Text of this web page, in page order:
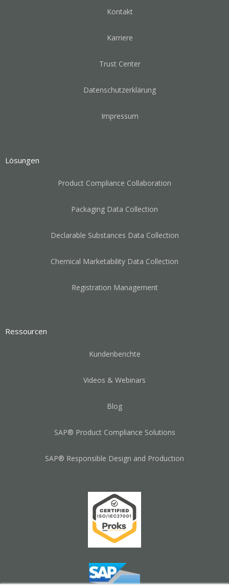
Kontakt
Karriere
Trust Center
Datenschutzerklärung
Impressum
Lösungen
Product Compliance Collaboration
Packaging Data Collection
Declarable Substances Data Collection
Chemical Marketability Data Collection
Registration Management
Ressourcen
Kundenberichte
Videos & Webinars
Blog
SAP® Product Compliance Solutions
SAP® Responsible Design and Production